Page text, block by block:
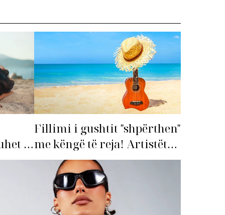
të
Fillimi i gushtit "shpërthen"
me këngë të reja! Artistët
shqiptarë hapin garën për
hitin e verës!